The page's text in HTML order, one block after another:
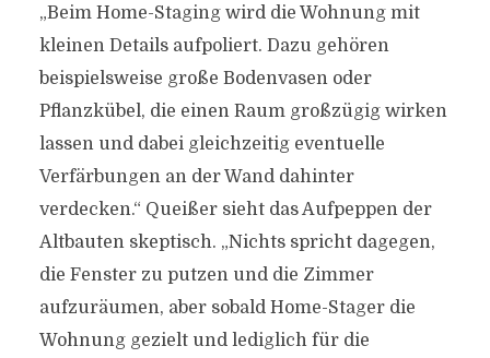
„Beim Home-Staging wird die Wohnung mit
kleinen Details aufpoliert. Dazu gehören
beispielsweise große Bodenvasen oder
Pflanzkübel, die einen Raum großzügig wirken
lassen und dabei gleichzeitig eventuelle
Verfärbungen an der Wand dahinter
verdecken.“ Queißer sieht das Aufpeppen der
Altbauten skeptisch. „Nichts spricht dagegen,
die Fenster zu putzen und die Zimmer
aufzuräumen, aber sobald Home-Stager die
Wohnung gezielt und lediglich für die